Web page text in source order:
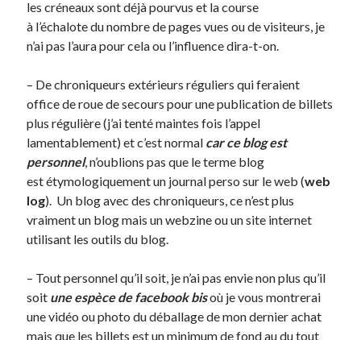
les créneaux sont déjà pourvus et la course
à l’échalote du nombre de pages vues ou de visiteurs, je
n’ai pas l’aura pour cela ou l’influence dira-t-on.
– De chroniqueurs extérieurs réguliers qui feraient
office de roue de secours pour une publication de billets
plus régulière (j’ai tenté maintes fois l’appel
lamentablement) et c’est normal car ce blog est
personnel, n’oublions pas que le terme blog
est étymologiquement un journal perso sur le web (web
log). Un blog avec des chroniqueurs, ce n’est plus
vraiment un blog mais un webzine ou un site internet
utilisant les outils du blog.
– Tout personnel qu’il soit, je n’ai pas envie non plus qu’il
soit une espèce de facebook bisoù je vous montrerai
une vidéo ou photo du déballage de mon dernier achat
mais que les billets est un minimum de fond au du tout